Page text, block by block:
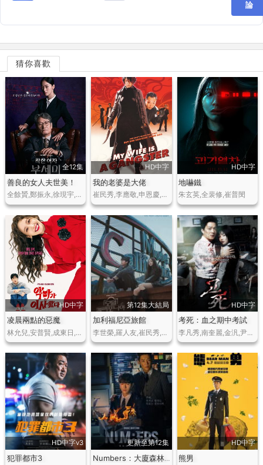
論
猜你喜歡
全12集
善良的女人夫世美！
全餘贇,鄭振永,徐現宇,張允柱,朱玄英
HD中字
我的老婆是大佬
崔民秀,李應敬,申恩慶,樸相勉,安在模,崔恩珠
HD中字
地嚇鐵
朱玄英,全裴修,崔普閔
HD中字
凌晨兩點的惡魔
林允兒,安普賢,成東日,朱玄英
第12集大結局
加利福尼亞旅館
李世榮,羅人友,崔民秀,崔喜珍,鄭容柱,李昭隸
HD中字
考死：血之期中考試
李凡秀,南奎麗,金汎,尹晶喜,孫雲恩,劉信愛,鹹恩靜
HD中字v3
犯罪都市3
更新至第12集
Numbers：大廈森林的監視者們
HD中字
熊男